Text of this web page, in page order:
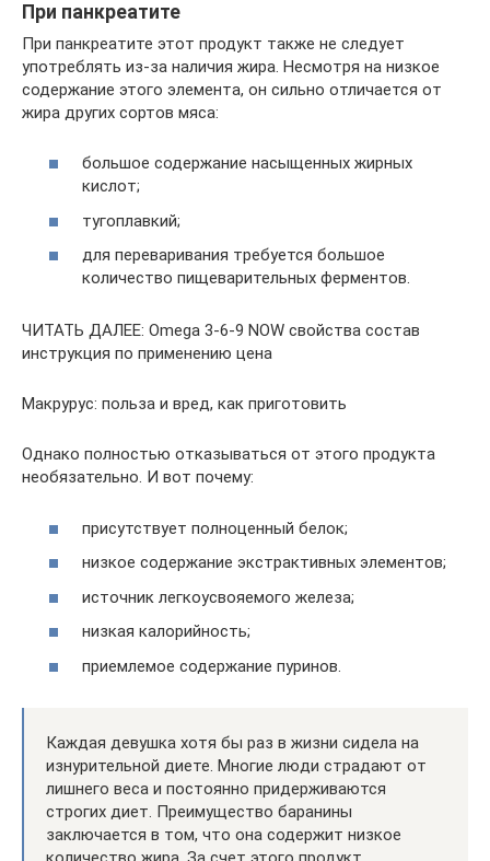
При панкреатите
При панкреатите этот продукт также не следует
употреблять из-за наличия жира. Несмотря на низкое
содержание этого элемента, он сильно отличается от
жира других сортов мяса:
большое содержание насыщенных жирных
кислот;
тугоплавкий;
для переваривания требуется большое
количество пищеварительных ферментов.
ЧИТАТЬ ДАЛЕЕ: Omega 3-6-9 NOW свойства состав
инструкция по применению цена
Макрурус: польза и вред, как приготовить
Однако полностью отказываться от этого продукта
необязательно. И вот почему:
присутствует полноценный белок;
низкое содержание экстрактивных элементов;
источник легкоусвояемого железа;
низкая калорийность;
приемлемое содержание пуринов.
Каждая девушка хотя бы раз в жизни сидела на
изнурительной диете. Многие люди страдают от
лишнего веса и постоянно придерживаются
строгих диет. Преимущество баранины
заключается в том, что она содержит низкое